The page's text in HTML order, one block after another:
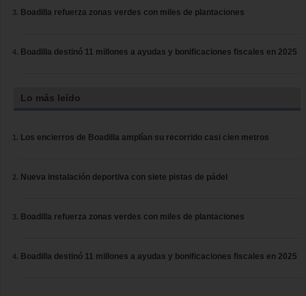
Boadilla refuerza zonas verdes con miles de plantaciones
Boadilla destinó 11 millones a ayudas y bonificaciones fiscales en 2025
Lo más leído
Los encierros de Boadilla amplían su recorrido casi cien metros
Nueva instalación deportiva con siete pistas de pádel
Boadilla refuerza zonas verdes con miles de plantaciones
Boadilla destinó 11 millones a ayudas y bonificaciones fiscales en 2025